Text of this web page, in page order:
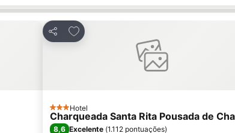
Partilhar
Adicionar aos favoritos
3 Estrelas
Hotel
Charqueada Santa Rita Pousada de
8,6 Excelente (1.112 pontuações)